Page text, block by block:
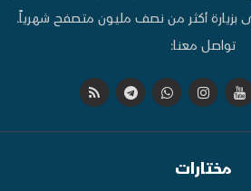
بزيارة أكثر من نصف مليون متصفح شهرياً.
تواصل معنا:
مختارات